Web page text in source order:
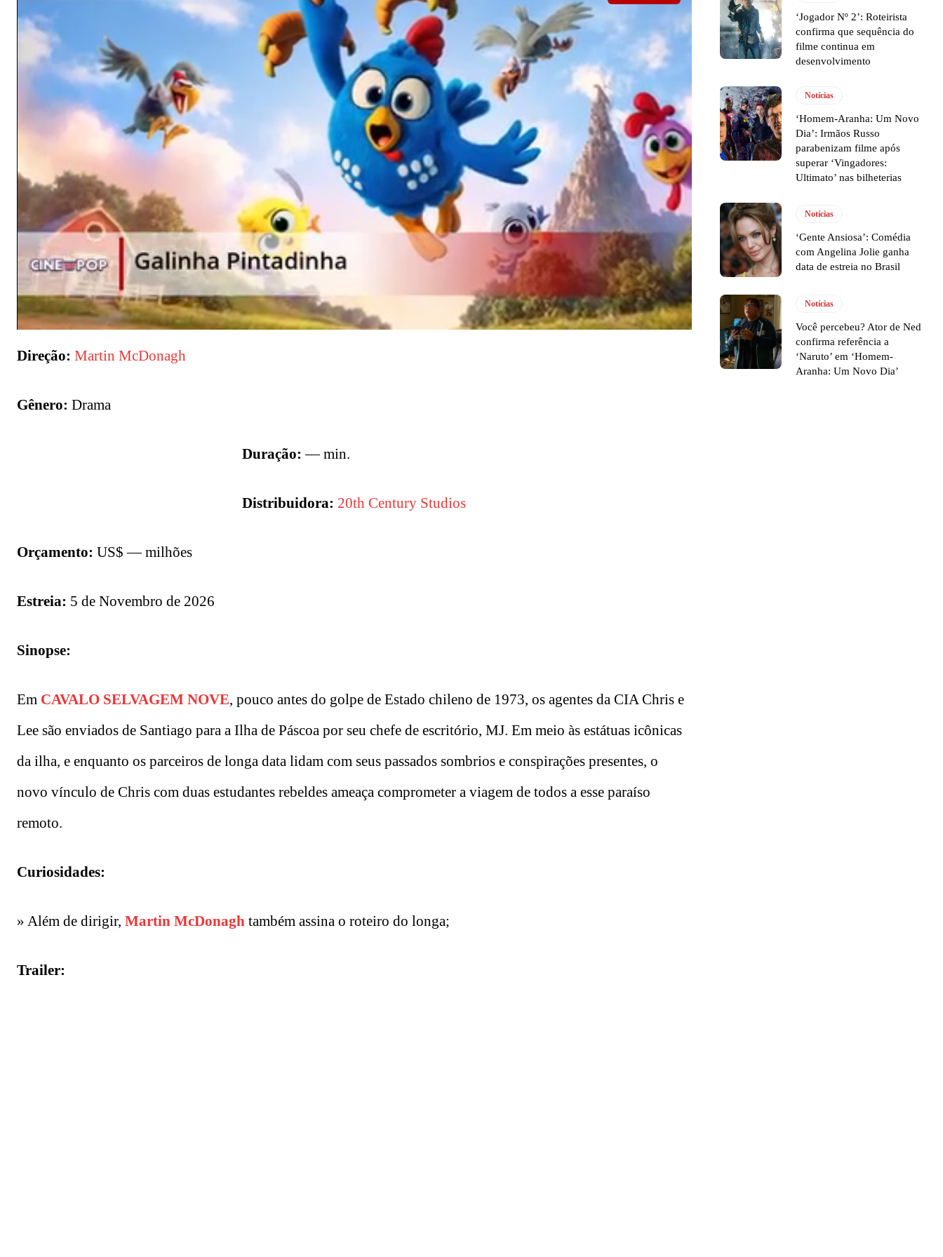
Direção: Martin McDonagh
Gênero: Drama
Duração: — min.
Distribuidora: 20th Century Studios
Orçamento: US$ — milhões
Estreia: 5 de Novembro de 2026
Sinopse:
Em CAVALO SELVAGEM NOVE, pouco antes do golpe de Estado chileno de 1973, os agentes da CIA Chris e
Lee são enviados de Santiago para a Ilha de Páscoa por seu chefe de escritório, MJ. Em meio às estátuas icônicas
da ilha, e enquanto os parceiros de longa data lidam com seus passados ​​sombrios e conspirações presentes, o
novo vínculo de Chris com duas estudantes rebeldes ameaça comprometer a viagem de todos a esse paraíso
remoto.
Curiosidades:
» Além de dirigir, Martin McDonagh também assina o roteiro do longa;
Trailer:
‘Jogador Nº 2’: Roteirista
confirma que sequência do
filme continua em
desenvolvimento
Notícias
‘Homem-Aranha: Um Novo
Dia’: Irmãos Russo
parabenizam filme após
superar ‘Vingadores:
Ultimato’ nas bilheterias
Notícias
‘Gente Ansiosa’: Comédia
com Angelina Jolie ganha
data de estreia no Brasil
Notícias
Você percebeu? Ator de Ned
confirma referência a
‘Naruto’ em ‘Homem-
Aranha: Um Novo Dia’